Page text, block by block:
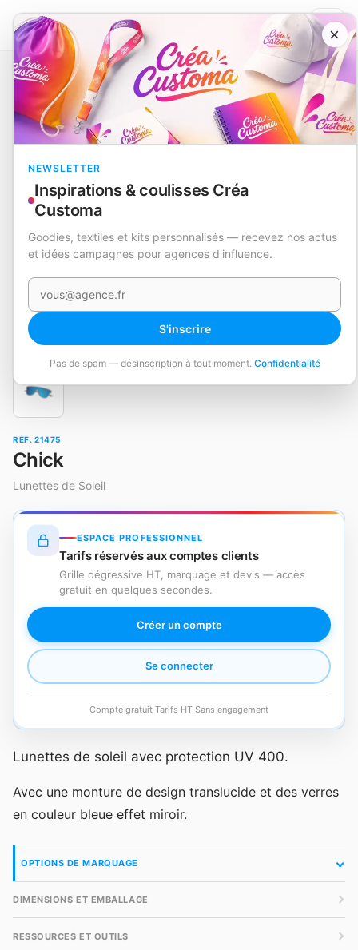
×
NEWSLETTER
Inspirations & coulisses Créa
Customa
Goodies, textiles et kits personnalisés — recevez nos actus
et idées campagnes pour agences d'influence.
Votre e-mail
S'inscrire
Pas de spam — désinscription à tout moment. Confidentialité
Catalogue Sport et aventure Lunettes de Soleil Chick
EN STOCK
RÉF. 21475
Chick
Lunettes de Soleil
ESPACE PROFESSIONNEL
Tarifs réservés aux comptes clients
Grille dégressive HT, marquage et devis — accès
gratuit en quelques secondes.
Créer un compte
Se connecter
Compte gratuit·Tarifs HT·Sans engagement
Lunettes de soleil avec protection UV 400.
Avec une monture de design translucide et des verres
en couleur bleue effet miroir.
OPTIONS DE MARQUAGE
DIMENSIONS ET EMBALLAGE
RESSOURCES ET OUTILS